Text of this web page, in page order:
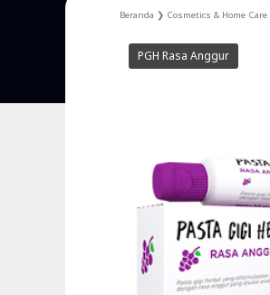
Beranda ❯ Cosmetics & Home Care
PGH Rasa Anggur